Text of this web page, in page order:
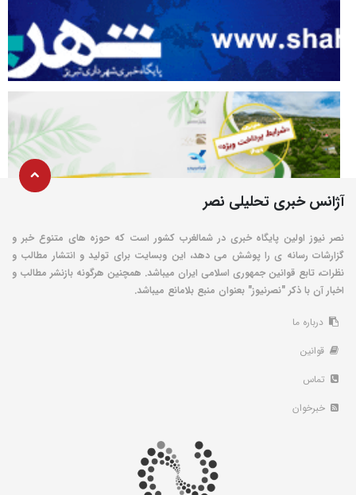
آژانس خبری تحلیلی نصر
نصر نیوز اولین پایگاه خبری در شمالغرب کشور است که حوزه های متنوع خبر و
گزارشات رسانه ی را پوشش می دهد، این وبسایت برای تولید و انتشار مطالب و
نظرات، تابع قوانین جمهوری اسلامی ایران میباشد. همچنین هرگونه بازنشر مطالب و
اخبار آن با ذکر "نصرنیوز" بعنوان منبع بلامانع میباشد.
درباره ما
قوانین
تماس
خبرخوان